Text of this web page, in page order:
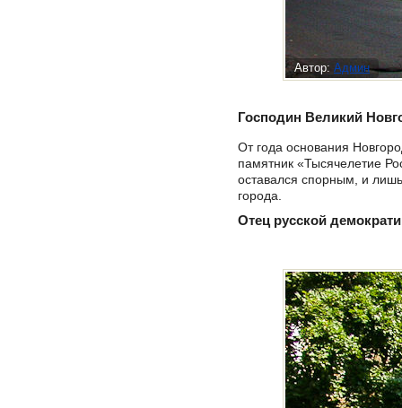
Автор: Админ
Господин Великий
От года основания
памятник «Тысячелетие
оставался спорным, и
города.
Отец русской